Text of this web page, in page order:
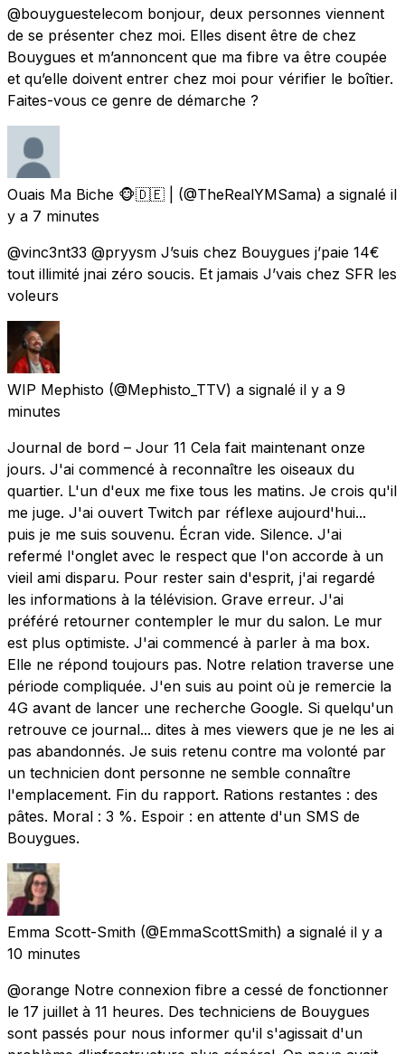
@bouyguestelecom bonjour, deux personnes viennent
de se présenter chez moi. Elles disent être de chez
Bouygues et m’annoncent que ma fibre va être coupée
et qu’elle doivent entrer chez moi pour vérifier le boîtier.
Faites-vous ce genre de démarche ?
Ouais Ma Biche 🐵🇩🇪 | (@TheRealYMSama) a signalé il
y a 7 minutes
@vinc3nt33 @pryysm J’suis chez Bouygues j’paie 14€
tout illimité jnai zéro soucis. Et jamais J’vais chez SFR les
voleurs
WIP Mephisto (@Mephisto_TTV) a signalé il y a 9
minutes
Journal de bord – Jour 11 Cela fait maintenant onze
jours. J'ai commencé à reconnaître les oiseaux du
quartier. L'un d'eux me fixe tous les matins. Je crois qu'il
me juge. J'ai ouvert Twitch par réflexe aujourd'hui...
puis je me suis souvenu. Écran vide. Silence. J'ai
refermé l'onglet avec le respect que l'on accorde à un
vieil ami disparu. Pour rester sain d'esprit, j'ai regardé
les informations à la télévision. Grave erreur. J'ai
préféré retourner contempler le mur du salon. Le mur
est plus optimiste. J'ai commencé à parler à ma box.
Elle ne répond toujours pas. Notre relation traverse une
période compliquée. J'en suis au point où je remercie la
4G avant de lancer une recherche Google. Si quelqu'un
retrouve ce journal... dites à mes viewers que je ne les ai
pas abandonnés. Je suis retenu contre ma volonté par
un technicien dont personne ne semble connaître
l'emplacement. Fin du rapport. Rations restantes : des
pâtes. Moral : 3 %. Espoir : en attente d'un SMS de
Bouygues.
Emma Scott-Smith (@EmmaScottSmith) a signalé il y a
10 minutes
@orange Notre connexion fibre a cessé de fonctionner
le 17 juillet à 11 heures. Des techniciens de Bouygues
sont passés pour nous informer qu'il s'agissait d'un